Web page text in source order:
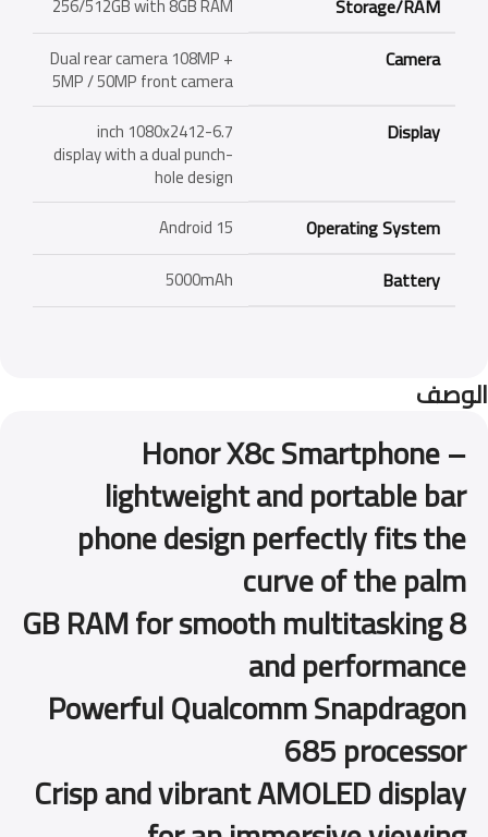
Camera
Dual rear camera 108MP +
5MP / 50MP front camera
Display
6.7-inch 1080x2412
display with a dual punch-
hole design
Operating System
Android 15
Battery
5000mAh
الوصف
Honor X8c Smartphone –
lightweight and portable bar
phone design perfectly fits the
curve of the palm
8 GB RAM for smooth multitasking
and performance
Powerful Qualcomm Snapdragon
685 processor
Crisp and vibrant AMOLED display